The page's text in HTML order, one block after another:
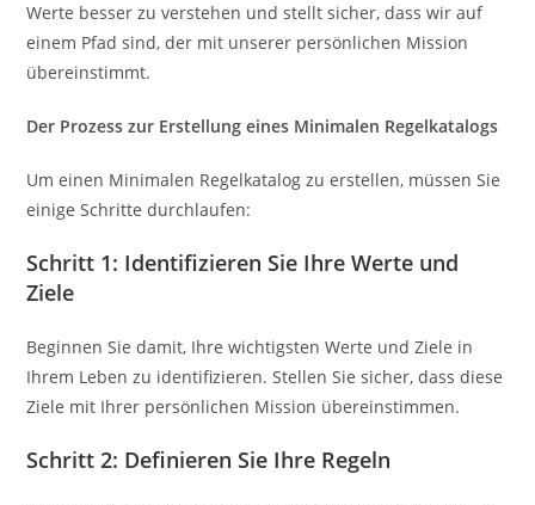
Werte besser zu verstehen und stellt sicher, dass wir auf
einem Pfad sind, der mit unserer persönlichen Mission
übereinstimmt.
Der Prozess zur Erstellung eines Minimalen Regelkatalogs
Um einen Minimalen Regelkatalog zu erstellen, müssen Sie
einige Schritte durchlaufen:
Schritt 1: Identifizieren Sie Ihre Werte und
Ziele
Beginnen Sie damit, Ihre wichtigsten Werte und Ziele in
Ihrem Leben zu identifizieren. Stellen Sie sicher, dass diese
Ziele mit Ihrer persönlichen Mission übereinstimmen.
Schritt 2: Definieren Sie Ihre Regeln